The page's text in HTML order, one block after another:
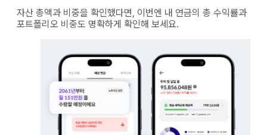
자산 총액과 비중을 확인했다면, 이번엔 내 연금의 총 수익률과
포트폴리오 비중도 명확하게 확인해 보세요.